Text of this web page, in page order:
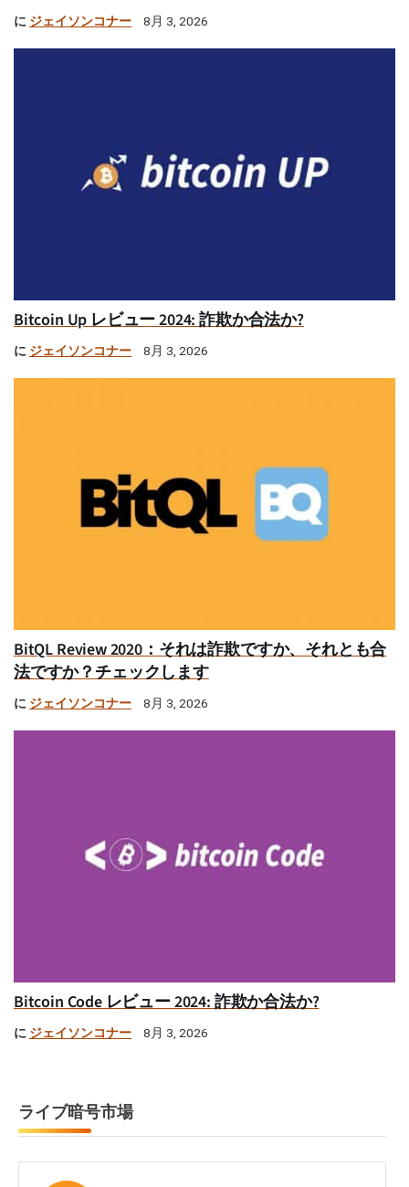
に ジェイソンコナー 8月 3, 2026
Bitcoin Up レビュー 2024: 詐欺か合法か?
に ジェイソンコナー 8月 3, 2026
BitQL Review 2020：それは詐欺ですか、それとも合
法ですか？チェックします
に ジェイソンコナー 8月 3, 2026
Bitcoin Code レビュー 2024: 詐欺か合法か?
に ジェイソンコナー 8月 3, 2026
ライブ暗号市場